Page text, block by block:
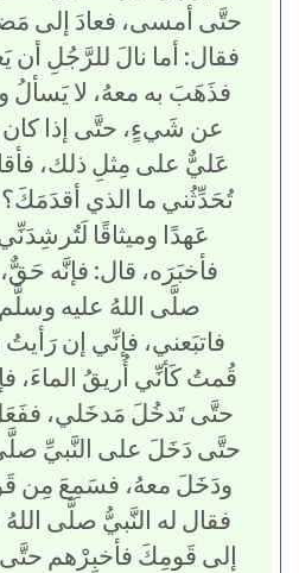
حتَّى أمسى، فعادَ إلى
فقال: أما نالَ للرَّجُلِ أن
فذَهَبَ به معهُ، لا يَسألُ
عن شَيءٍ، حتَّى إذا كان
عَليٌّ على مِثلِ ذلك،
تُحَدِّثُني ما الذي
عَهدًا وميثاقًا
فأخبَرَه، قال: فإنَّه
صلَّى اللهُ عليه
فاتبَعني، فإنِّي إن
قُمتُ كَأنِّي أُريقُ الماءَ،
حتَّى تَدخُلَ مَدخَلي،
حتَّى دَخَلَ على النَّبيِّ
ودَخَلَ معهُ، فسَمِعَ مِن
فقال له النَّبيُّ صلَّى
إلى قَومِكَ فأخبِرْهم حتَّى